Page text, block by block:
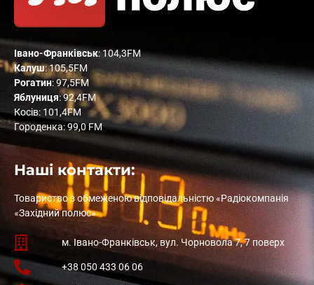
Івано-Франківськ: 104,3FM
Калуш: 105,5FM
Рогатин: 97,5FM
Яблуниця: 92,4FM
Косів: 101,4FM
Городенка: 99,0 FM
Наші контакти:
Товариство з обмеженою відповідальністю «Радіокомпанія
«Західний полюс»
м. Івано-Франківськ, вул. Чорновола 7, 7 поверх
+38 050 433 06 06